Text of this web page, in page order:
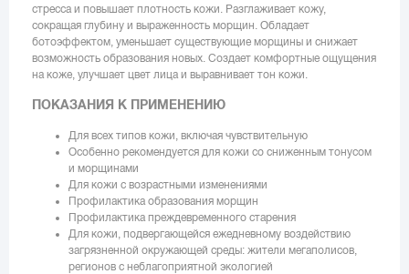
стресса и повышает плотность кожи. Разглаживает кожу,
сокращая глубину и выраженность морщин. Обладает
ботоэффектом, уменьшает существующие морщины и снижает
возможность образования новых. Создает комфортные ощущения
на коже, улучшает цвет лица и выравнивает тон кожи.
ПОКАЗАНИЯ К ПРИМЕНЕНИЮ
Для всех типов кожи, включая чувствительную
Особенно рекомендуется для кожи со сниженным тонусом
и морщинами
Для кожи с возрастными изменениями
Профилактика образования морщин
Профилактика преждевременного старения
Для кожи, подвергающейся ежедневному воздействию
загрязненной окружающей среды: жители мегаполисов,
регионов с неблагоприятной экологией